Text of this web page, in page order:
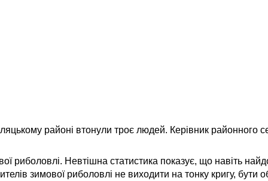
районі втонули троє людей. Керівник районного
риболовлі. Невтішна статистика показує, що навіть
зимової риболовлі не виходити на тонку кригу, бути